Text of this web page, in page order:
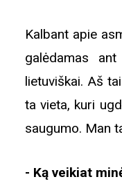
Viešpatie“.
spektaklio
Kalbant apie
galėdamas
lietuviškai. Aš
ta vieta, kuri
saugumo. Man
- Ką veikiat